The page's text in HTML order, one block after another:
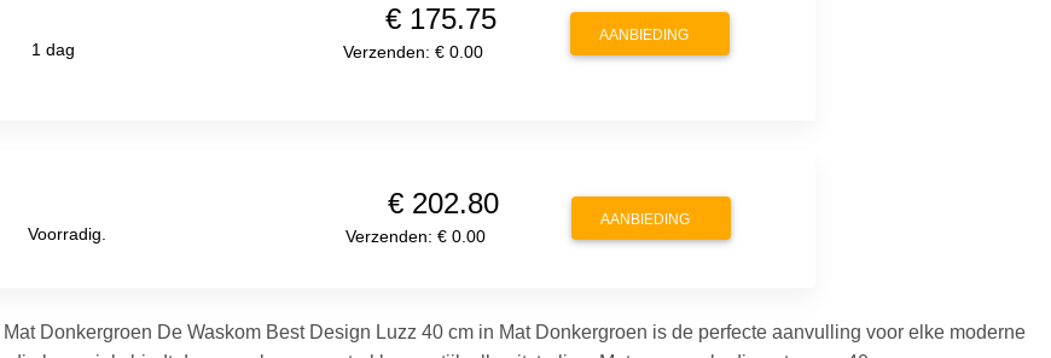
1 dag
€ 175.75
Verzenden: € 0.00
AANBIEDING
Voorradig.
€ 202.80
Verzenden: € 0.00
AANBIEDING
Donkergroen De Waskom Best Design Luzz 40 cm in Mat Donkergroen is de perfecte aanvulling voor elke moderne